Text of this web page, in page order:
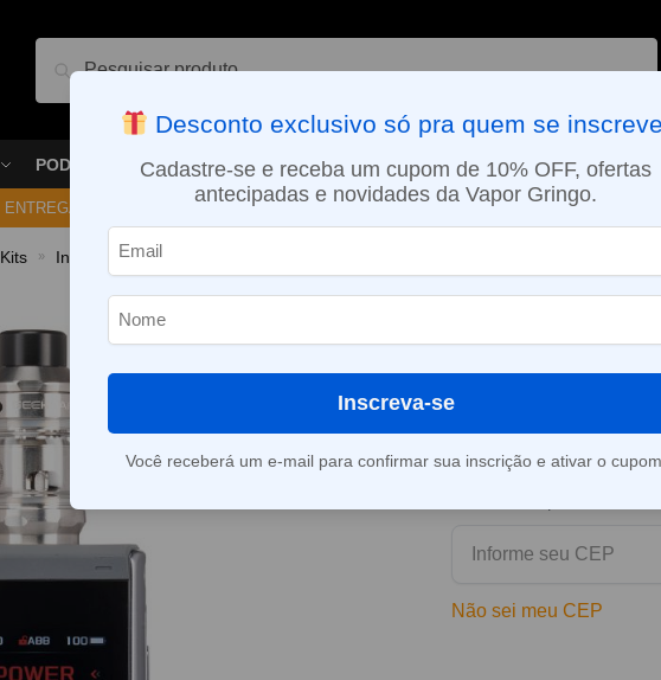
Pesquisar
PODS VAPORIZADOR DE ERVAS E-LIQUÍDOS NICOTINA ORAL
ENTREGA NO MESMO DIA EM SÃO PAULO (SEG A SEX): PEDIDOS APROVADOS ATÉ
Kits » Intermediário
Kit Vape
Geekvape
Este produto está fora
Consultar prazo e valor
Não sei meu CEP
Desconto exclusivo só pra quem se
Cadastre-se e receba um cupom de 10% OFF, ofertas
antecipadas e novidades da Vapor Gringo.
Inscreva-se
Você receberá um e-mail para confirmar sua inscrição e ativar o